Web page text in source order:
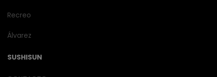
Recreo
Álvarez
SUSHISUN